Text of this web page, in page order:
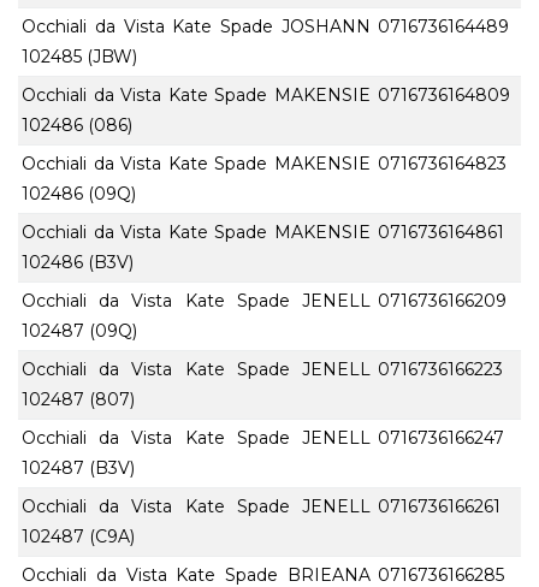
Occhiali da Vista Kate Spade JOSHANN
102485 (JBW)
0716736164489
Occhiali da Vista Kate Spade MAKENSIE
102486 (086)
0716736164809
Occhiali da Vista Kate Spade MAKENSIE
102486 (09Q)
0716736164823
Occhiali da Vista Kate Spade MAKENSIE
102486 (B3V)
0716736164861
Occhiali da Vista Kate Spade JENELL
102487 (09Q)
0716736166209
Occhiali da Vista Kate Spade JENELL
102487 (807)
0716736166223
Occhiali da Vista Kate Spade JENELL
102487 (B3V)
0716736166247
Occhiali da Vista Kate Spade JENELL
102487 (C9A)
0716736166261
Occhiali da Vista Kate Spade BRIEANA 0716736166285